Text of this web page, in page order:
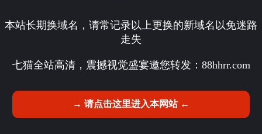
本站长期换域名，请常记录以上更换的新域名以免迷路
走失
七猫全站高清，震撼视觉盛宴邀您转发： 88hhrr.com
→ 请点击这里进入本网站 ←